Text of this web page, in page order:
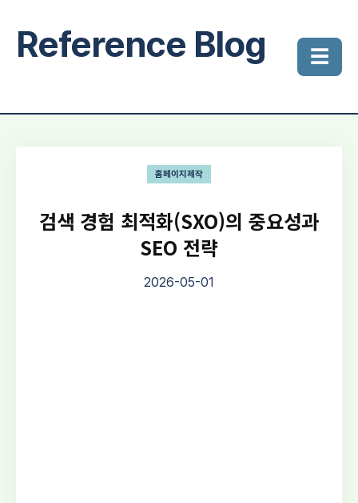
Reference Blog ☰
홈페이지제작
검색 경험 최적화(SXO)의 중요성과
SEO 전략
2026-05-01